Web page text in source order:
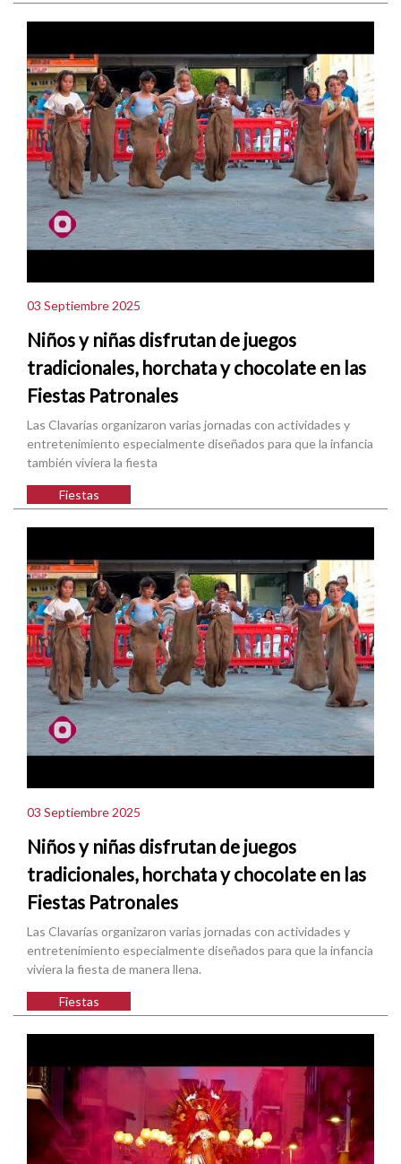
03 Septiembre 2025
Niños y niñas disfrutan de juegos
tradicionales, horchata y chocolate en las
Fiestas Patronales
Las Clavarías organizaron varias jornadas con actividades y
entretenimiento especialmente diseñados para que la infancia
también viviera la fiesta
Fiestas
03 Septiembre 2025
Niños y niñas disfrutan de juegos
tradicionales, horchata y chocolate en las
Fiestas Patronales
Las Clavarías organizaron varias jornadas con actividades y
entretenimiento especialmente diseñados para que la infancia
viviera la fiesta de manera llena.
Fiestas